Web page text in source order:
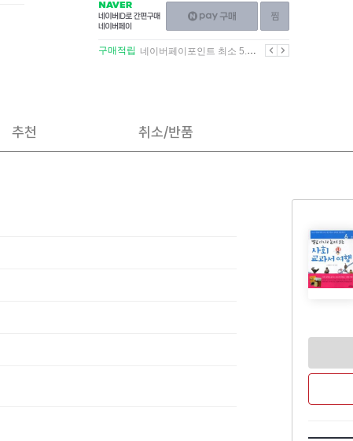
NAVER
네이버
ID로
간편구매
네이버페이
구매하기
이전
구매적립 네이버페이포인트 최소 5.5% 적립 다음
추천 취소/반품